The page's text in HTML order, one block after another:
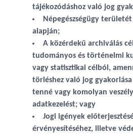
tájékozódáshoz való jog
Népegészségügy
alapján;
A közérdekű archiválás
tudományos és történelmi
vagy statisztikai célból,
törléshez való jog
tenné vagy komolyan
adatkezelést; vagy
Jogi igények
érvényesítéséhez, illetve